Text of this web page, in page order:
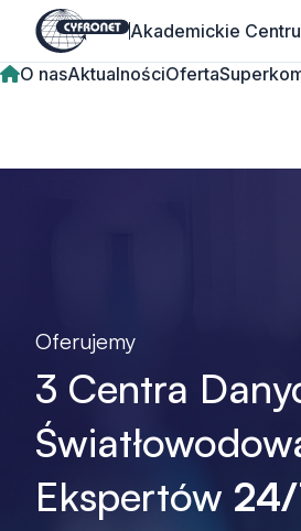
Akademickie
O nasAktualnościOferta
Oferujemy
3 Centra
Ekspertów